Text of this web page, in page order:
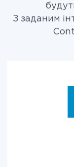
З заданим